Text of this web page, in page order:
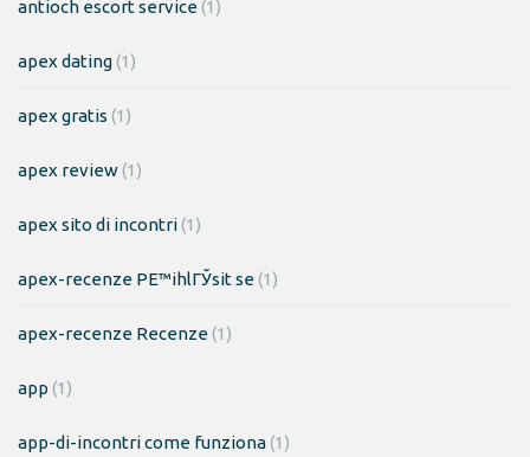
antioch escort service(1)
apex dating(1)
apex gratis (1)
apex review(1)
apex sito di incontri(1)
apex-recenze PЕ™ihlГЎsit se(1)
apex-recenze Recenze(1)
app (1)
app-di-incontri come funziona(1)